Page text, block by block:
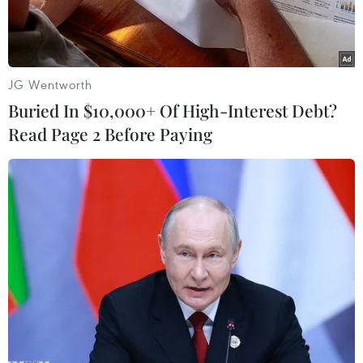
Lực lượng chức năng nỗ lực giải cứu nạn nhân mắc kẹt trên xe
tải. (Ảnh: TTXVN phát)
Phòng Cảnh sát phòng cháy, chữa cháy và Cứu
nạn, cứu hộ (Công an tỉnh Hà Tĩnh) cho biết,
rạng sáng 8/6, trên tuyến cao tốc Bắc-Nam đoạn
JG Wentworth
Buried In $10,000+ Of High-Interest Debt?
Read Page 2 Before Paying